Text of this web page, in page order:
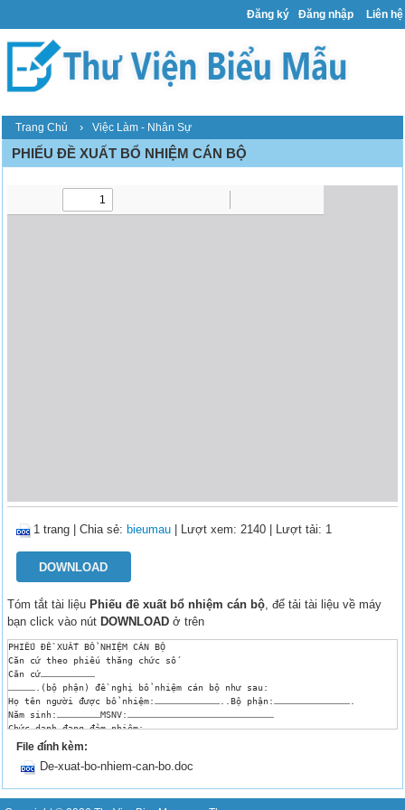
Đăng ký Đăng nhập Liên hệ
Trang Chủ › Việc Làm - Nhân Sự
PHIẾU ĐỀ XUẤT BỔ NHIỆM CÁN BỘ
1 trang |Chia sẻ: bieumau | Lượt xem: 2140 | Lượt tải: 1
DOWNLOAD
Tóm tắt tài liệu Phiếu đề xuất bổ nhiệm cán bộ, để tải tài liệu về máy
bạn click vào nút DOWNLOAD ở trên
PHIẾU ĐỀ XUẤT BỔ NHIỆM CÁN BỘ
Căn cứ theo phiếu thăng chức số
Căn cứ…………………………
…………….(bộ phận) đề nghị bổ nhiệm cán bộ như sau:
Họ tên người được bổ nhiệm:………………………………..Bộ phận:…………………………………….
Năm sinh:……………………MSNV:………………………………………………………………………
Chức danh đang đảm nhiệm:………………………………………………………………………………..
Công việc chính:
2. ……………………………………………………………………………………………………………
4. ……………………………………………………………………………………………………………
File đính kèm:
De-xuat-bo-nhiem-can-bo.doc